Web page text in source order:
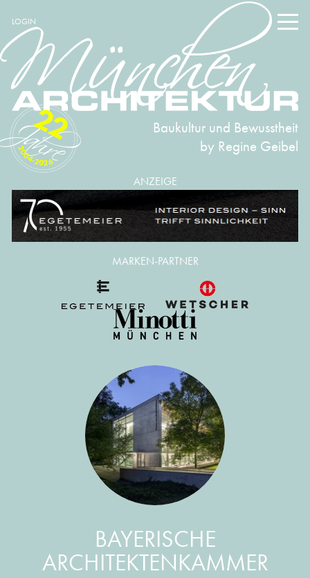
LOGIN
Baukultur und Bewusstheit
by Regine Geibel
2004-2026
22
ANZEIGE
BAYERISCHE
ARCHITEKTENKAMMER